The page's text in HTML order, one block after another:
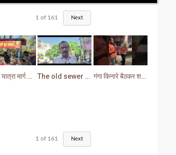
1 of 161 Next
चारधाम यात्रा मार्ग से प्रशासन ने हटाया अतिक्रमण The old sewer line has become a problem for the people. Sewer water is entering people's houses. गंगा किनारे बैठकर शराब पीना युवक को पड़ा भारी लोगों ने सिखा दी मर्यादा
1 of 161 Next